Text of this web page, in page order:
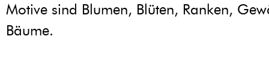
Motive sind Blumen, Blüten, Ranken,
Bäume.